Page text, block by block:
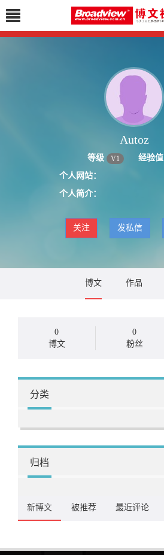
Autoz
等级 V1 经验值
个人网站：
个人简介：
关注 发私信
博文 作品
0
博文
0
粉丝
分类
归档
新博文 被推荐 最近评论